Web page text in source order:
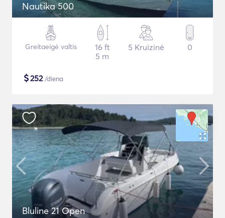
Nautika 500
Greitaeigė valtis
16 ft
5 m
5 Kruizinė 0
$252/diena
Bluline 21 Open